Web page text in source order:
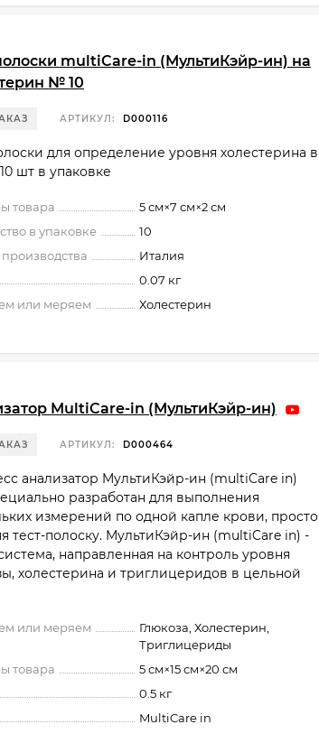
multiCare-in (МультиКэйр-ин) на
№ 10
АРТИКУЛ: D000116
для определение уровня холестерина в
шт в упаковке
товара
5 см×7 см×2 см
в упаковке
10
Италия
0.07 кг
или меряем
Холестерин
MultiCare-in (МультиКэйр-ин)
АРТИКУЛ: D000464
анализатор MультиКэйр-ин (multiCare in)
разработан для выполнения
измерений по одной капле крови, просто
тест-полоску. MультиКэйр-ин (multiCare in) -
направленная на контроль уровня
холестерина и триглицеридов в цельной
или меряем
Глюкоза, Холестерин,
Триглицериды
товара
5 см×15 см×20 см
0.5 кг
MultiCare in